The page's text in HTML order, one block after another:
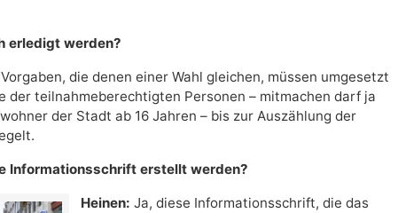
erledigt werden?
die denen einer Wahl gleichen, müssen umgesetzt
der teilnahmeberechtigten Personen – mitmachen darf ja
der Stadt ab 16 Jahren – bis zur Auszählung der
Informationsschrift erstellt werden?
Heinen: Ja, diese Informationsschrift, die das